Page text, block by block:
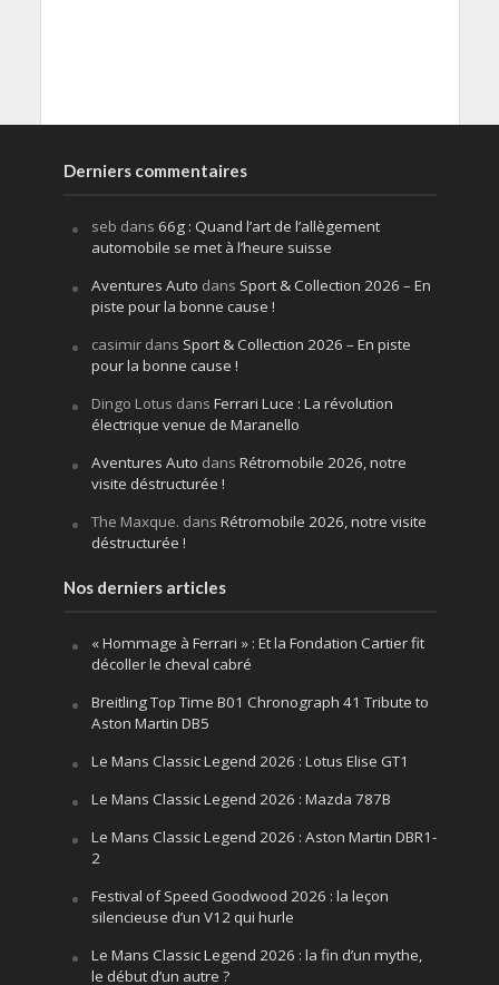
Derniers commentaires
seb dans 66g : Quand l’art de l’allègement
automobile se met à l’heure suisse
Aventures Auto dans Sport & Collection 2026 – En
piste pour la bonne cause !
casimirdans Sport & Collection 2026 – En piste
pour la bonne cause !
Dingo Lotus dans Ferrari Luce : La révolution
électrique venue de Maranello
Aventures Auto dans Rétromobile 2026, notre
visite déstructurée !
The Maxque. dans Rétromobile 2026, notre visite
déstructurée !
Nos derniers articles
« Hommage à Ferrari » : Et la Fondation Cartier fit
décoller le cheval cabré
Breitling Top Time B01 Chronograph 41 Tribute to
Aston Martin DB5
Le Mans Classic Legend 2026 : Lotus Elise GT1
Le Mans Classic Legend 2026 : Mazda 787B
Le Mans Classic Legend 2026 : Aston Martin DBR1-
2
Festival of Speed Goodwood 2026 : la leçon
silencieuse d’un V12 qui hurle
Le Mans Classic Legend 2026 : la fin d’un mythe,
le début d’un autre ?